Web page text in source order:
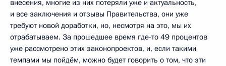
внесения, многие из них потеряли уже и актуальность,
и все заключения и отзывы Правительства, они уже
требуют новой доработки, но, несмотря на это, мы их
отрабатываем. За прошедшее время где-то 49 процентов
уже рассмотрено этих законопроектов, и, если такими
темпами мы пойдём, можно будет говорить о том, что эти